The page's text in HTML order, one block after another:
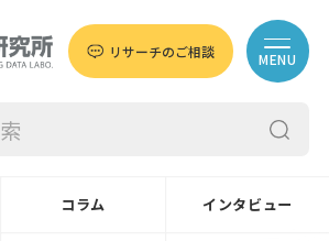
リサーチのご相談 MENU
コラム インタビュー